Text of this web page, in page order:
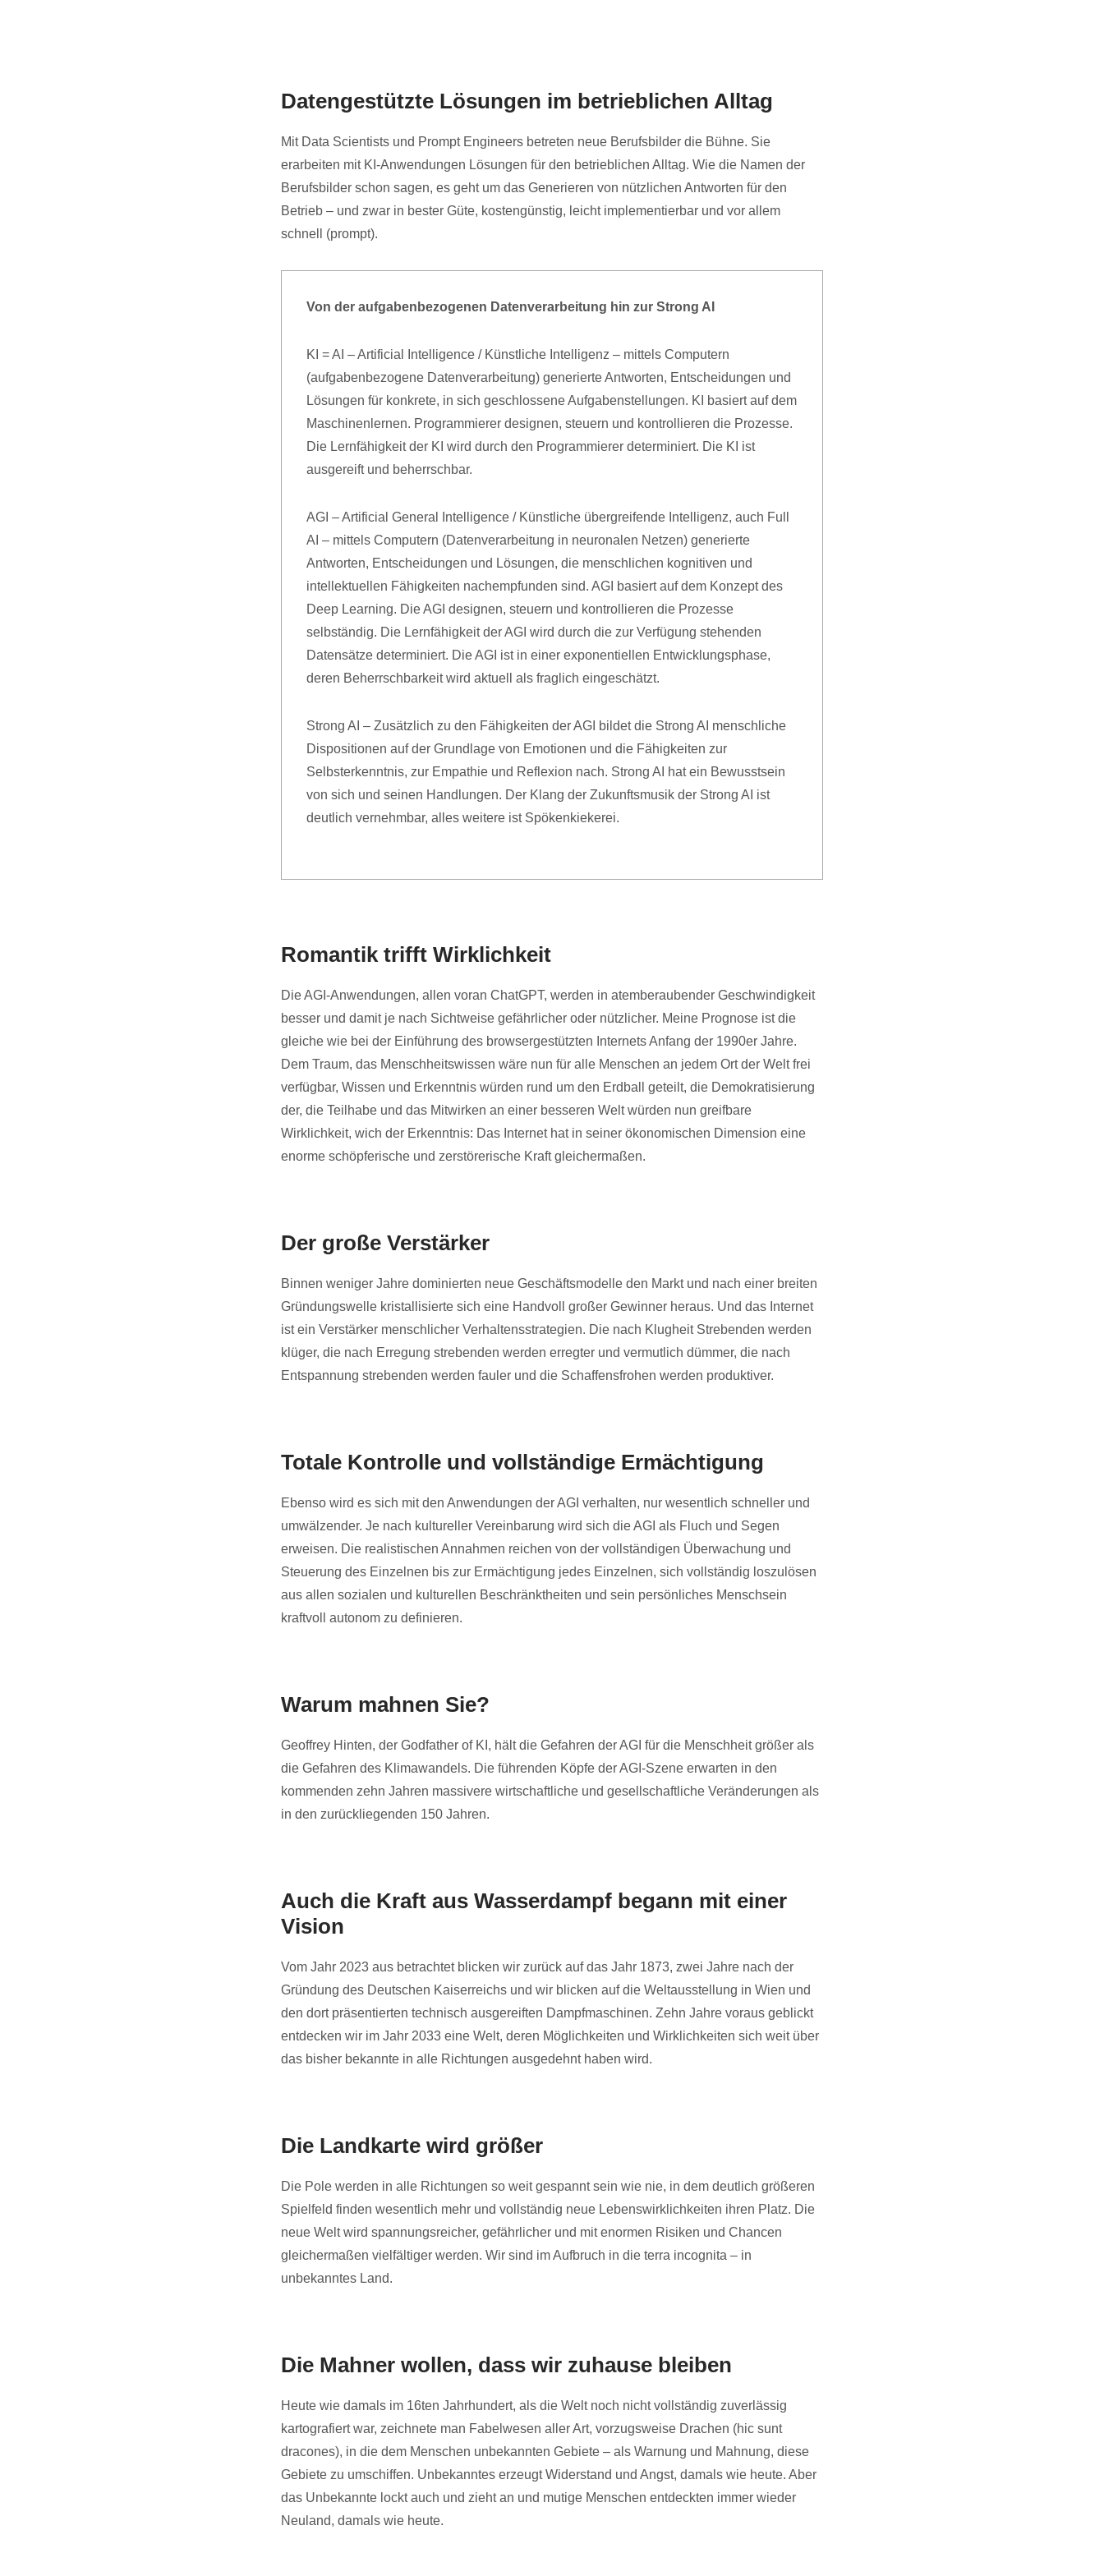
Datengestützte Lösungen im betrieblichen Alltag
Mit Data Scientists und Prompt Engineers betreten neue Berufsbilder die Bühne. Sie
erarbeiten mit KI-Anwendungen Lösungen für den betrieblichen Alltag. Wie die Namen der
Berufsbilder schon sagen, es geht um das Generieren von nützlichen Antworten für den
Betrieb – und zwar in bester Güte, kostengünstig, leicht implementierbar und vor allem
schnell (prompt).
Von der aufgabenbezogenen Datenverarbeitung hin zur Strong AI
KI = AI – Artificial Intelligence / Künstliche Intelligenz – mittels Computern
(aufgabenbezogene Datenverarbeitung) generierte Antworten, Entscheidungen und
Lösungen für konkrete, in sich geschlossene Aufgabenstellungen. KI basiert auf dem
Maschinenlernen. Programmierer designen, steuern und kontrollieren die Prozesse.
Die Lernfähigkeit der KI wird durch den Programmierer determiniert. Die KI ist
ausgereift und beherrschbar.
AGI – Artificial General Intelligence / Künstliche übergreifende Intelligenz, auch Full
AI – mittels Computern (Datenverarbeitung in neuronalen Netzen) generierte
Antworten, Entscheidungen und Lösungen, die menschlichen kognitiven und
intellektuellen Fähigkeiten nachempfunden sind. AGI basiert auf dem Konzept des
Deep Learning. Die AGI designen, steuern und kontrollieren die Prozesse
selbständig. Die Lernfähigkeit der AGI wird durch die zur Verfügung stehenden
Datensätze determiniert. Die AGI ist in einer exponentiellen Entwicklungsphase,
deren Beherrschbarkeit wird aktuell als fraglich eingeschätzt.
Strong AI – Zusätzlich zu den Fähigkeiten der AGI bildet die Strong AI menschliche
Dispositionen auf der Grundlage von Emotionen und die Fähigkeiten zur
Selbsterkenntnis, zur Empathie und Reflexion nach. Strong AI hat ein Bewusstsein
von sich und seinen Handlungen. Der Klang der Zukunftsmusik der Strong AI ist
deutlich vernehmbar, alles weitere ist Spökenkiekerei.
Romantik trifft Wirklichkeit
Die AGI-Anwendungen, allen voran ChatGPT, werden in atemberaubender Geschwindigkeit
besser und damit je nach Sichtweise gefährlicher oder nützlicher. Meine Prognose ist die
gleiche wie bei der Einführung des browsergestützten Internets Anfang der 1990er Jahre.
Dem Traum, das Menschheitswissen wäre nun für alle Menschen an jedem Ort der Welt frei
verfügbar, Wissen und Erkenntnis würden rund um den Erdball geteilt, die Demokratisierung
der, die Teilhabe und das Mitwirken an einer besseren Welt würden nun greifbare
Wirklichkeit, wich der Erkenntnis: Das Internet hat in seiner ökonomischen Dimension eine
enorme schöpferische und zerstörerische Kraft gleichermaßen.
Der große Verstärker
Binnen weniger Jahre dominierten neue Geschäftsmodelle den Markt und nach einer breiten
Gründungswelle kristallisierte sich eine Handvoll großer Gewinner heraus. Und das Internet
ist ein Verstärker menschlicher Verhaltensstrategien. Die nach Klugheit Strebenden werden
klüger, die nach Erregung strebenden werden erregter und vermutlich dümmer, die nach
Entspannung strebenden werden fauler und die Schaffensfrohen werden produktiver.
Totale Kontrolle und vollständige Ermächtigung
Ebenso wird es sich mit den Anwendungen der AGI verhalten, nur wesentlich schneller und
umwälzender. Je nach kultureller Vereinbarung wird sich die AGI als Fluch und Segen
erweisen. Die realistischen Annahmen reichen von der vollständigen Überwachung und
Steuerung des Einzelnen bis zur Ermächtigung jedes Einzelnen, sich vollständig loszulösen
aus allen sozialen und kulturellen Beschränktheiten und sein persönliches Menschsein
kraftvoll autonom zu definieren.
Warum mahnen Sie?
Geoffrey Hinten, der Godfather of KI, hält die Gefahren der AGI für die Menschheit größer als
die Gefahren des Klimawandels. Die führenden Köpfe der AGI-Szene erwarten in den
kommenden zehn Jahren massivere wirtschaftliche und gesellschaftliche Veränderungen als
in den zurückliegenden 150 Jahren.
Auch die Kraft aus Wasserdampf begann mit einer
Vision
Vom Jahr 2023 aus betrachtet blicken wir zurück auf das Jahr 1873, zwei Jahre nach der
Gründung des Deutschen Kaiserreichs und wir blicken auf die Weltausstellung in Wien und
den dort präsentierten technisch ausgereiften Dampfmaschinen. Zehn Jahre voraus geblickt
entdecken wir im Jahr 2033 eine Welt, deren Möglichkeiten und Wirklichkeiten sich weit über
das bisher bekannte in alle Richtungen ausgedehnt haben wird.
Die Landkarte wird größer
Die Pole werden in alle Richtungen so weit gespannt sein wie nie, in dem deutlich größeren
Spielfeld finden wesentlich mehr und vollständig neue Lebenswirklichkeiten ihren Platz. Die
neue Welt wird spannungsreicher, gefährlicher und mit enormen Risiken und Chancen
gleichermaßen vielfältiger werden. Wir sind im Aufbruch in die terra incognita – in
unbekanntes Land.
Die Mahner wollen, dass wir zuhause bleiben
Heute wie damals im 16ten Jahrhundert, als die Welt noch nicht vollständig zuverlässig
kartografiert war, zeichnete man Fabelwesen aller Art, vorzugsweise Drachen (hic sunt
dracones), in die dem Menschen unbekannten Gebiete – als Warnung und Mahnung, diese
Gebiete zu umschiffen. Unbekanntes erzeugt Widerstand und Angst, damals wie heute. Aber
das Unbekannte lockt auch und zieht an und mutige Menschen entdeckten immer wieder
Neuland, damals wie heute.